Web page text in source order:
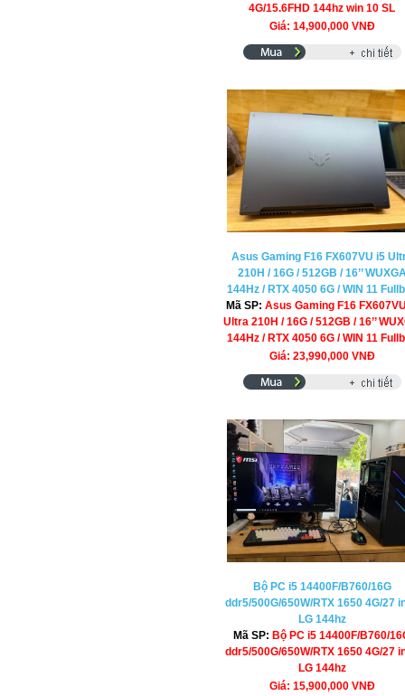
4G/15.6FHD 144hz win 10 SL
Giá: 14,900,000 VNĐ
Asus Gaming F16 FX607VU i5
210H / 16G / 512GB / 16’’
144Hz / RTX 4050 6G / WIN 11
Mã SP: Asus Gaming F16
Ultra 210H / 16G / 512GB / 16’’
144Hz / RTX 4050 6G / WIN 11
Giá: 23,990,000 VNĐ
Bộ PC i5 14400F/B760/16G
ddr5/500G/650W/RTX 1650 4G/27
LG 144hz
Mã SP: Bộ PC i5 14400F/B760/
ddr5/500G/650W/RTX 1650 4G/27
LG 144hz
Giá: 15,900,000 VNĐ